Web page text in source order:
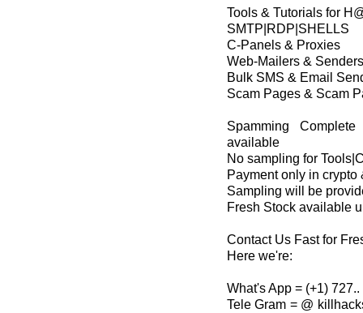
Tools & Tutorials for
SMTP|RDP|SHELLS
C-Panels & Proxies
Web-Mailers & Senders
Bulk SMS & Email
Scam Pages & Scam
Spamming
available
No sampling for
Payment only in crypto
Sampling will be
Fresh Stock available
Contact Us Fast for
Here we're:
What's App = (+1)
Tele Gram = @